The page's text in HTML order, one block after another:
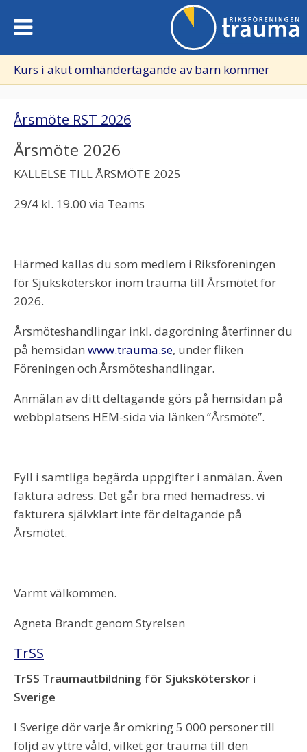
Kurs i akut omhändertagande av barn kommer
Årsmöte RST 2026
Årsmöte 2026
KALLELSE TILL ÅRSMÖTE 2025
29/4 kl. 19.00 via Teams
Härmed kallas du som medlem i Riksföreningen
för Sjuksköterskor inom trauma till Årsmötet för
2026.
Årsmöteshandlingar inkl. dagordning återfinner du
på hemsidan www.trauma.se, under fliken
Föreningen och Årsmöteshandlingar.
Anmälan av ditt deltagande görs på hemsidan på
webbplatsens HEM-sida via länken ”Årsmöte”.
Fyll i samtliga begärda uppgifter i anmälan. Även
faktura adress. Det går bra med hemadress. vi
fakturera självklart inte för deltagande på
Årsmötet.
Varmt välkommen.
Agneta Brandt genom Styrelsen
TrSS
TrSS Traumautbildning för Sjuksköterskor i
Sverige
I Sverige dör varje år omkring 5 000 personer till
följd av yttre våld, vilket gör trauma till den